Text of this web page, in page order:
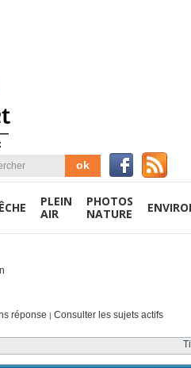
PLEIN
AIR
PHOTOS
NATURE
réponse | Consulter les sujets actifs